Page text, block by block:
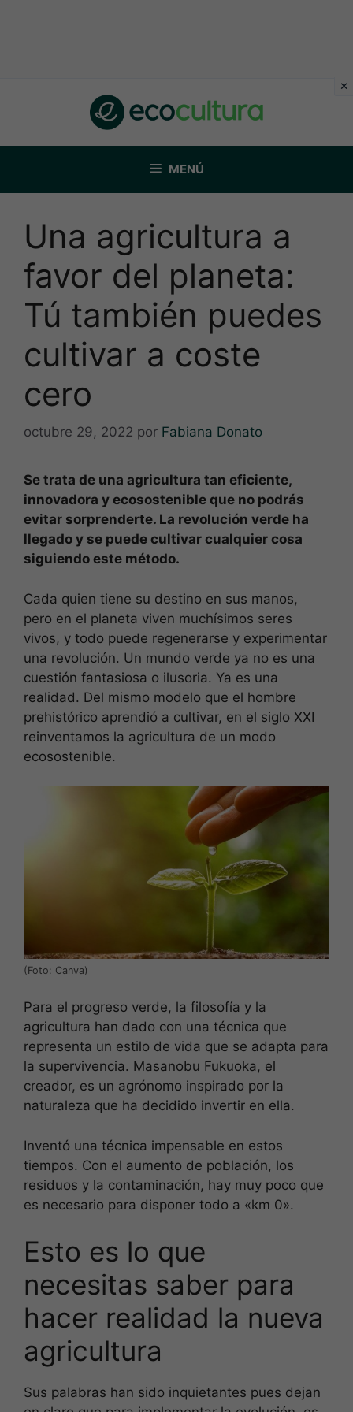
MENÚ
Una agricultura a
favor del planeta:
Tú también puedes
cultivar a coste
cero
octubre 29, 2022 por Fabiana Donato
Se trata de una agricultura tan eficiente,
innovadora y ecosostenible que no podrás
evitar sorprenderte. La revolución verde ha
llegado y se puede cultivar cualquier cosa
siguiendo este método.
Cada quien tiene su destino en sus manos,
pero en el planeta viven muchísimos seres
vivos, y todo puede regenerarse y experimentar
una revolución. Un mundo verde ya no es una
cuestión fantasiosa o ilusoria. Ya es una
realidad. Del mismo modelo que el hombre
prehistórico aprendió a cultivar, en el siglo XXI
reinventamos la agricultura de un modo
ecosostenible.
(Foto: Canva)
Para el progreso verde, la filosofía y la
agricultura han dado con una técnica que
representa un estilo de vida que se adapta para
la supervivencia. Masanobu Fukuoka, el
creador, es un agrónomo inspirado por la
naturaleza que ha decidido invertir en ella.
Inventó una técnica impensable en estos
tiempos. Con el aumento de población, los
residuos y la contaminación, hay muy poco que
es necesario para disponer todo a «km 0».
Esto es lo que
necesitas saber para
hacer realidad la nueva
agricultura
Sus palabras han sido inquietantes pues dejan